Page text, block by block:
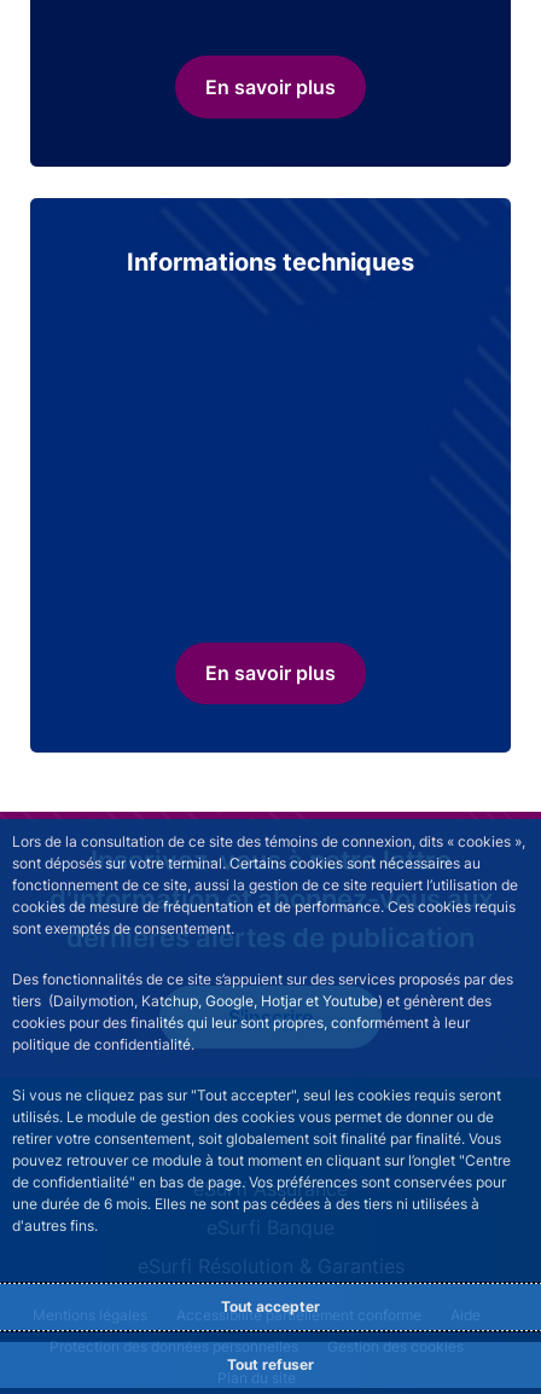
Lors de la consultation de ce site des témoins de connexion, dits « cookies »,
sont déposés sur votre terminal. Certains cookies sont nécessaires au
fonctionnement de ce site, aussi la gestion de ce site requiert l’utilisation de
cookies de mesure de fréquentation et de performance. Ces cookies requis
sont exemptés de consentement.
Des fonctionnalités de ce site s’appuient sur des services proposés par des
tiers (Dailymotion, Katchup, Google, Hotjar et Youtube) et génèrent des
cookies pour des finalités qui leur sont propres, conformément à leur
politique de confidentialité.
Si vous ne cliquez pas sur "Tout accepter", seul les cookies requis seront
utilisés. Le module de gestion des cookies vous permet de donner ou de
retirer votre consentement, soit globalement soit finalité par finalité. Vous
pouvez retrouver ce module à tout moment en cliquant sur l’onglet "Centre
de confidentialité" en bas de page. Vos préférences sont conservées pour
une durée de 6 mois. Elles ne sont pas cédées à des tiers ni utilisées à
d'autres fins.
Tout accepter
Tout refuser
En savoir plus
Informations techniques
En savoir plus
Inscrivez-vous à notre lettre
d'information et abonnez-vous aux
dernières alertes de publication
S'inscrire
ESURFI site navigationeSurfi Assurance
eSurfi Banque
eSurfi Résolution & Garanties
ESURFI footer legal notice menu
Mentions légales Accessibilité partiellement conforme
Aide
Protection des données personnelles
Gestion des cookies
Plan du site